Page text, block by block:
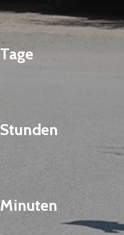
Tage
Stunden
Minuten